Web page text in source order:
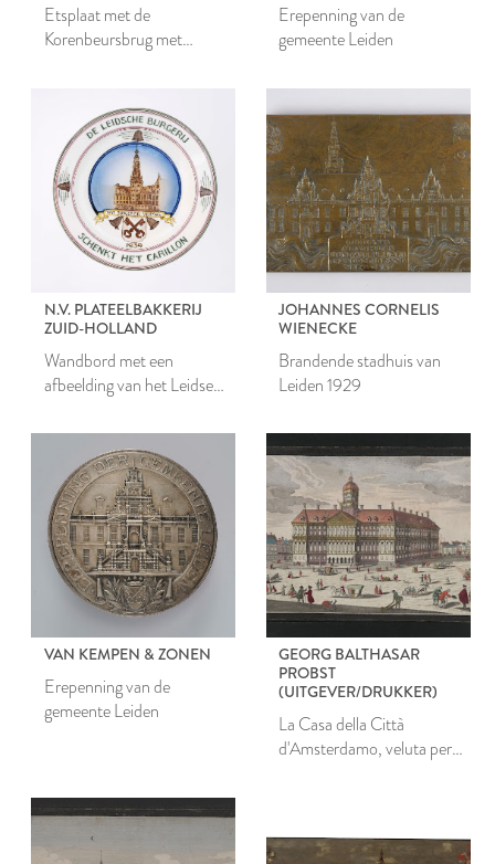
Etsplaat met de
Korenbeursbrug met
Erepenning van de
gemeente Leiden
N.V. PLATEELBAKKERIJ
ZUID-HOLLAND
Wandbord met een
afbeelding van het Leidse
JOHANNES CORNELIS
WIENECKE
Brandende stadhuis van
Leiden 1929
VAN KEMPEN & ZONEN
Erepenning van de
gemeente Leiden
GEORG BALTHASAR
PROBST
(UITGEVER/DRUKKER)
La Casa della Città
d'Amsterdamo, veluta per